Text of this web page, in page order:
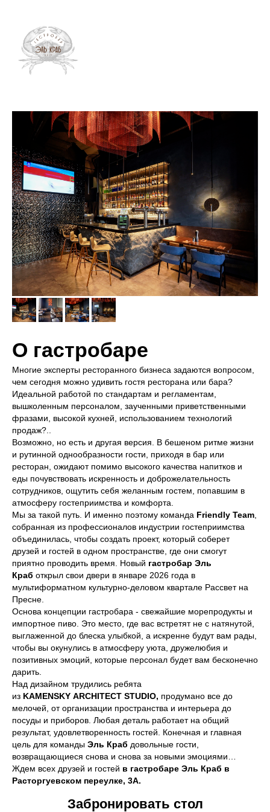
О гастробаре
Многие эксперты ресторанного бизнеса задаются вопросом,
чем сегодня можно удивить гостя ресторана или бара?
Идеальной работой по стандартам и регламентам,
вышколенным персоналом, заученными приветственными
фразами, высокой кухней, использованием технологий
продаж?..
Возможно, но есть и другая версия. В бешеном ритме жизни
и рутинной однообразности гости, приходя в бар или
ресторан, ожидают помимо высокого качества напитков и
еды почувствовать искренность и доброжелательность
сотрудников, ощутить себя желанным гостем, попавшим в
атмосферу гостеприимства и комфорта.
Мы за такой путь. И именно поэтому команда Friendly Team
собранная из профессионалов индустрии гостеприимства
объединилась, чтобы создать проект, который соберет
друзей и гостей в одном пространстве, где они смогут
приятно проводить время. Новый гастробар Эль
Краб открыл свои двери в январе 2026 года в
мультиформатном культурно-деловом квартале Рассвет на
Пресне.
Основа концепции гастробара - свежайшие морепродукты и
импортное пиво. Это место, где вас встретят не с натянутой,
выглаженной до блеска улыбкой, а искренне будут вам рады,
чтобы вы окунулись в атмосферу уюта, дружелюбия и
позитивных эмоций, которые персонал будет вам бесконечно
дарить.
Над дизайном трудились ребята
из KAMENSKY ARCHITECT STUDIO, продумано все до
мелочей, от организации пространства и интерьера до
посуды и приборов. Любая деталь работает на общий
результат, удовлетворенность гостей. Конечная и главная
цель для команды Эль Краб довольные гости,
возвращающиеся снова и снова за новыми эмоциями…
Ждем всех друзей и гостей в гастробаре Эль Краб в
Расторгуевском переулке, 3А.
Забронировать стол